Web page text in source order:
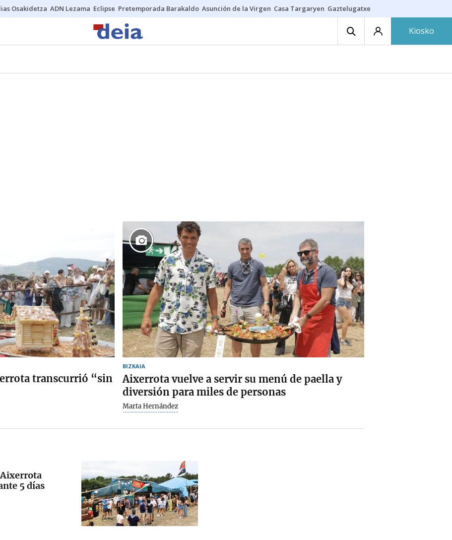
Osakidetza ADN Lezama Eclipse Pretemporada Barakaldo Asunción de la Virgen Casa Targaryen Gaztelugatxe
Kiosko
transcurrió “sin
BIZKAIA
Aixerrota vuelve a servir su menú de paella y
diversión para miles de personas
Marta Hernández
Aixerrota
5 días